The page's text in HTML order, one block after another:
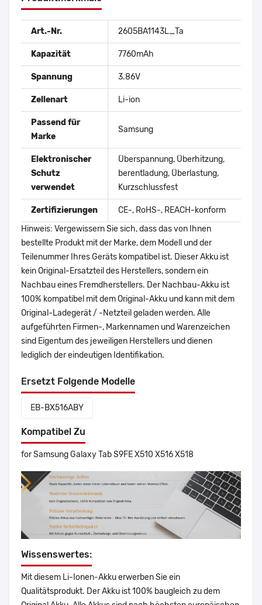
Art.-Nr. 2605BA1143L_Ta
Kapazität 7760mAh
Spannung 3.86V
Zellenart Li-ion
Passend für
Marke
Samsung
Elektronischer
Schutz
verwendet
Überspannung, Überhitzung,
berentladung, Überlastung,
Kurzschlussfest
Zertifizierungen
CE-, RoHS-, REACH-konform
Hinweis: Vergewissern Sie sich, dass das von Ihnen
bestellte Produkt mit der Marke, dem Modell und der
Teilenummer Ihres Geräts kompatibel ist. Dieser Akku ist
kein Original-Ersatzteil des Herstellers, sondern ein
Nachbau eines Fremdherstellers. Der Nachbau-Akku ist
100% kompatibel mit dem Original-Akku und kann mit dem
Original-Ladegerät / -Netzteil geladen werden. Alle
aufgeführten Firmen-, Markennamen und Warenzeichen
sind Eigentum des jeweiligen Herstellers und dienen
lediglich der eindeutigen Identifikation.
Ersetzt Folgende Modelle
EB-BX516ABY
Kompatibel Zu
for Samsung Galaxy Tab S9FE X510 X516 X518
Wissenswertes:
Mit diesem Li-Ionen-Akku erwerben Sie ein
Qualitätsprodukt. Der Akku ist 100% baugleich zu dem